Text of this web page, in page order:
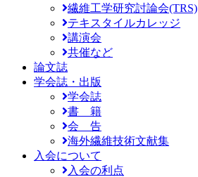
繊維工学研究討論会(TRS)
テキスタイルカレッジ
講演会
共催など
論文誌
学会誌・出版
学会誌
書 籍
会 告
海外繊維技術文献集
入会について
入会の利点